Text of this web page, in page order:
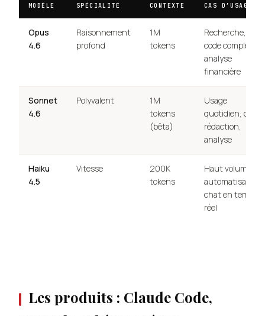
MODÈLE SPÉCIALITÉ CONTEXTE CAS D’USAGE
Opus
4.6
Raisonnement
profond
1M
tokens
Recherche,
code complexe,
analyse
financière
Sonnet
4.6
Polyvalent
1M
tokens
(bêta)
Usage
quotidien, code,
rédaction,
analyse
Haiku
4.5
Vitesse
200K
tokens
Haut volume,
automatisation,
chat en temps
réel
Les produits : Claude Code,